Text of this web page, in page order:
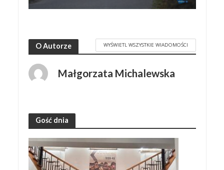
O Autorze WYŚWIETL WSZYSTKIE WIADOMOŚCI
Małgorzata Michalewska
Gość dnia